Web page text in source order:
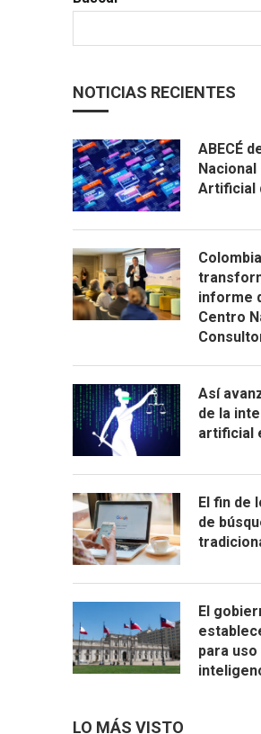
NOTICIAS RECIENTES
ABECÉ
Artificial
informe
Centro
Así
de la
artificial
El fin de
de
El
para uso
LO MÁS VISTO